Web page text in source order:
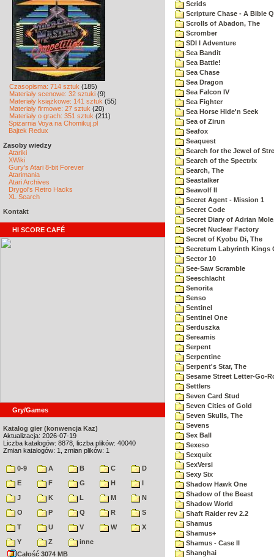
Czasopisma: 714 sztuk (185)
Materiały scenowe: 32 sztuki (9)
Materiały książkowe: 141 sztuk (55)
Materiały firmowe: 27 sztuk (20)
Materiały o grach: 351 sztuk (211)
Spiżarnia Voya na Chomikuj.pl
Bajtek Redux
Zasoby wiedzy
Atariki
XWiki
Gury's Atari 8-bit Forever
Atarimania
Atari Archives
Drygol's Retro Hacks
XL Search
Kontakt
HI SCORE CAFÉ
Gry/Games
Katalog gier (konwencja Kaz)
Aktualizacja: 2026-07-19
Liczba katalogów: 8878, liczba plików: 40040
Zmian katalogów: 1, zmian plików: 1
0-9 A B C
D
E
F G H
I
J
K L M
N
O
P Q R
S
T
U V W
X
Y
Z
inne
Całość 3074 MB
Scrids
Scripture Chase - A Bible
Scrolls of Abadon, The
Scromber
SDI I Adventure
Sea Bandit
Sea Battle!
Sea Chase
Sea Dragon
Sea Falcon IV
Sea Fighter
Sea Horse Hide'n Seek
Sea of Zirun
Seafox
Seaquest
Search for the Jewel of
Search of the Spectrix
Search, The
Seastalker
Seawolf II
Secret Agent - Mission 1
Secret Code
Secret Diary of Adrian
Secret Nuclear Factory
Secret of Kyobu Di, The
Secretum Labyrinth Kings
Sector 10
See-Saw Scramble
Seeschlacht
Senorita
Senso
Sentinel
Sentinel One
Serduszka
Sereamis
Serpent
Serpentine
Serpent's Star, The
Sesame Street Letter-Go-
Settlers
Seven Card Stud
Seven Cities of Gold
Seven Skulls, The
Sevens
Sex Ball
Sexeso
Sexquix
SexVersi
Sexy Six
Shadow Hawk One
Shadow of the Beast
Shadow World
Shaft Raider rev 2.2
Shamus
Shamus+
Shamus - Case II
Shanghai